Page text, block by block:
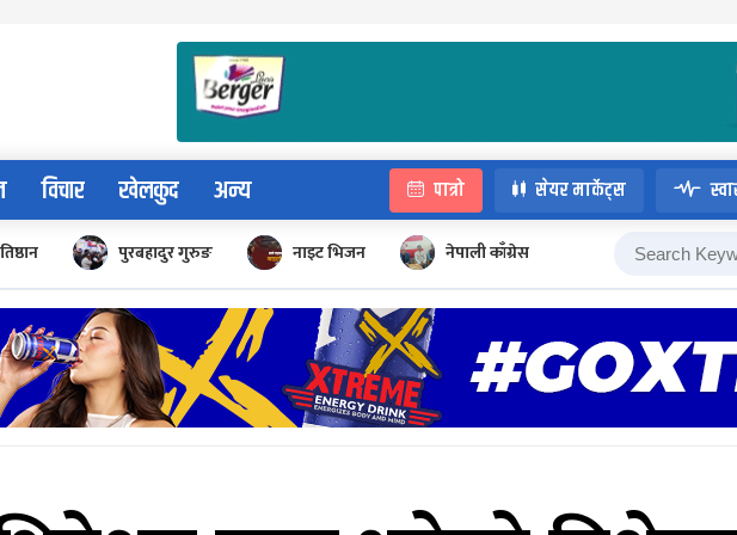
विचार खेलकुद अन्य पात्रो सेयर मार्केट्स
पुरबहादुर गुरुङ नाइट भिजन नेपाली काँग्रेस